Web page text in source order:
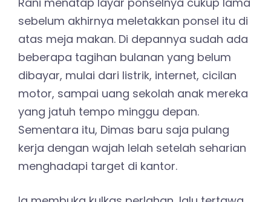
sebelum akhirnya meletakkan ponsel itu di
atas meja makan. Di depannya sudah ada
beberapa tagihan bulanan yang belum
dibayar, mulai dari listrik, internet, cicilan
motor, sampai uang sekolah anak mereka
yang jatuh tempo minggu depan.
Sementara itu, Dimas baru saja pulang
kerja dengan wajah lelah setelah seharian
menghadapi target di kantor.